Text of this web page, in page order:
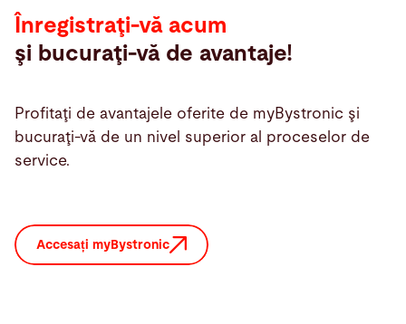
Înregistraţi-vă acum
şi bucuraţi-vă de avantaje!
Profitaţi de avantajele oferite de myBystronic şi
bucuraţi-vă de un nivel superior al proceselor de
service.
Accesați myBystronic